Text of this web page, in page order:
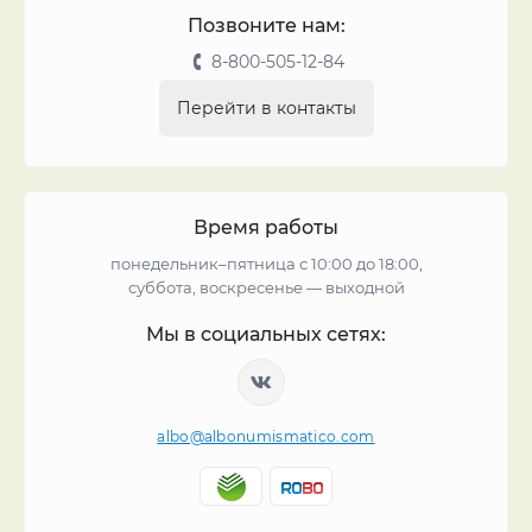
Позвоните нам:
8-800-505-12-84
Перейти в контакты
Время работы
понедельник–пятница с 10:00 до 18:00,
суббота, воскресенье — выходной
Мы в социальных сетях:
albo@albonumismatico.com